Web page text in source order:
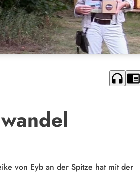
headphones chrome_reader_mode
von Eyb an der Spitze hat mit der